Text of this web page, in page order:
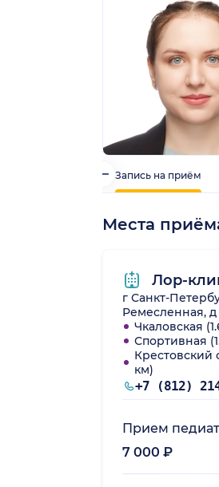
Запись на приём
Места
Лор-
г Санкт-
Ремесленная, д
Чкаловская
Спортивная
Крестовский
км)
Прием
7 000 ₽